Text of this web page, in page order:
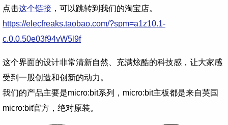
点击这个链接 ，可以跳转到我们的淘宝店。
https://elecfreaks.taobao.com/?spm=a1z10.1-
c.0.0.50e03f94vW5l9f
这个界面的设计非常清新自然、充满炫酷的科技感，让大家感
受到一股创造和创新的动力。
我们的产品主要是micro:bit系列，micro:bit主板都是来自英国
micro:bit官方，绝对原装。